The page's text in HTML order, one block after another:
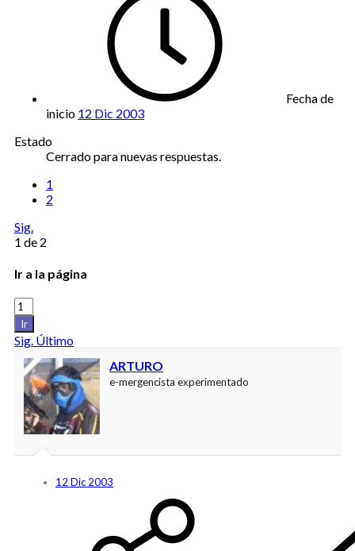
Fecha de
inicio 12 Dic 2003
Estado
Cerrado para nuevas respuestas.
1
2
Sig.
1 de 2
Ir a la página
Ir
Sig. Último
ARTURO
e-mergencista experimentado
12 Dic 2003